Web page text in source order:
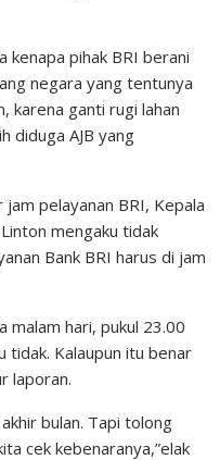
kenapa pihak BRI berani
negara yang tentunya
karena ganti rugi lahan
diduga AJB yang
pelayanan BRI, Kepala
mengaku tidak
Bank BRI harus di jam
malam hari, pukul 23.00
tidak. Kalaupun itu benar
laporan.
bulan. Tapi tolong
cek kebenaranya,”elak